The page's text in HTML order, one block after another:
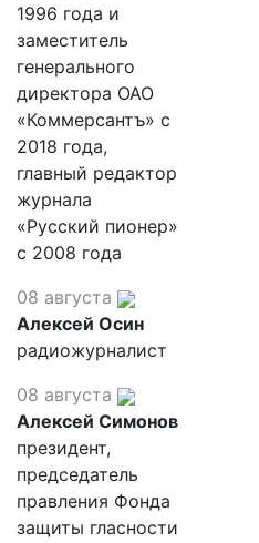
1996 года и
заместитель
генерального
директора ОАО
«Коммерсантъ» с
2018 года,
главный редактор
журнала
«Русский пионер»
с 2008 года
08 августа
Алексей Осин
радиожурналист
08 августа
Алексей Симонов
президент,
председатель
правления Фонда
защиты гласности